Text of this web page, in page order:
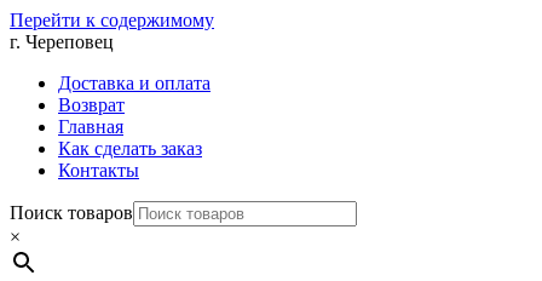
Перейти к содержимому
г. Череповец
Доставка и оплата
Возврат
Главная
Как сделать заказ
Контакты
Поиск товаров
×